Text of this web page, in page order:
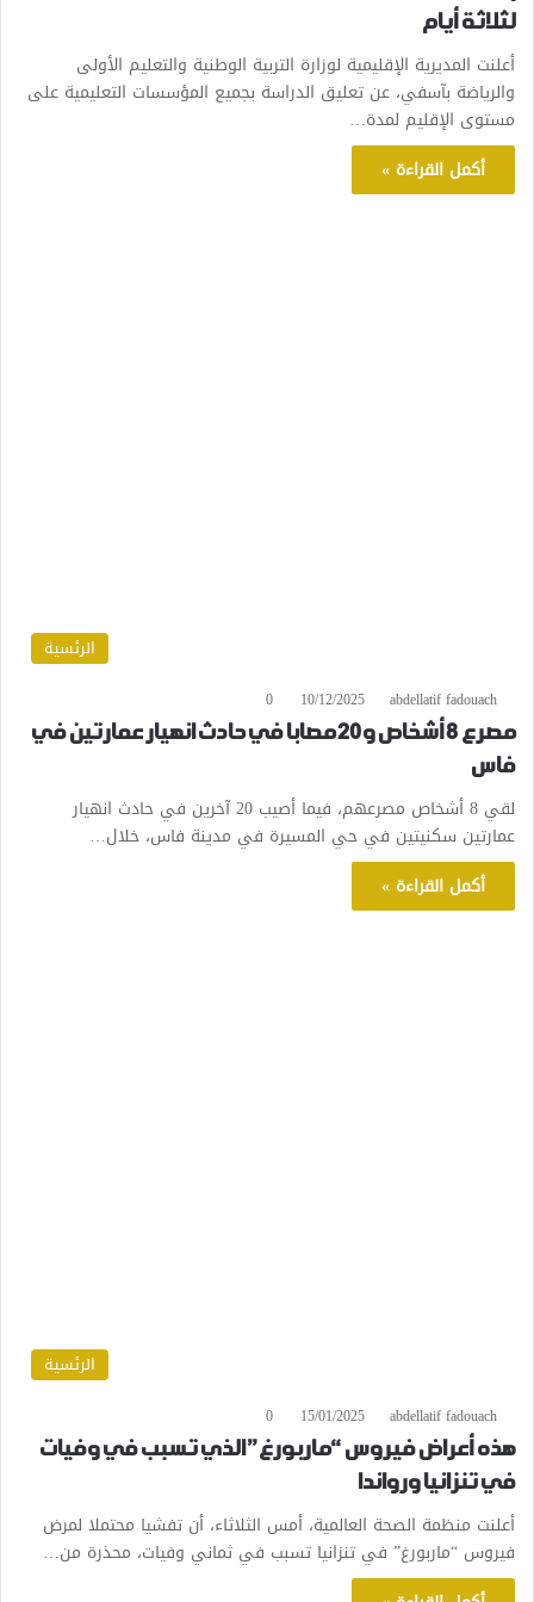
لثلاثة أيام
أعلنت المديرية الإقليمية لوزارة التربية الوطنية والتعليم الأولى
والرياضة بآسفي، عن تعليق الدراسة بجميع المؤسسات التعليمية على
مستوى الإقليم لمدة…
أكمل القراءة »
الرئسية
abdellatif fadouach
10/12/2025
0
مصرع 8 أشخاص و20 مصابا في حادث انهيار عمارتين في
فاس
لقي 8 أشخاص مصرعهم، فيما أصيب 20 آخرين في حادث انهيار
عمارتين سكنيتين في حي المسيرة في مدينة فاس، خلال…
أكمل القراءة »
الرئسية
abdellatif fadouach
15/01/2025
0
هذه أعراض فيروس “ماربورغ” الذي تسبب في وفيات
في تنزانيا ورواندا
أعلنت منظمة الصحة العالمية، أمس الثلاثاء، أن تفشيا محتملا لمرض
فيروس “ماربورغ” في تنزانيا تسبب في ثماني وفيات، محذرة من…